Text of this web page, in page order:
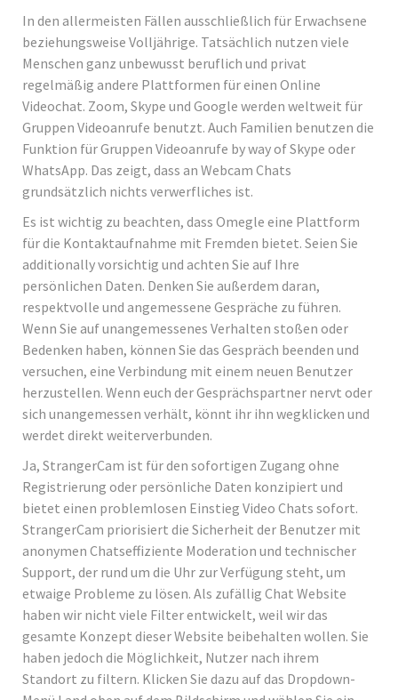
In den allermeisten Fällen ausschließlich für Erwachsene
beziehungsweise Volljährige. Tatsächlich nutzen viele
Menschen ganz unbewusst beruflich und privat
regelmäßig andere Plattformen für einen Online
Videochat. Zoom, Skype und Google werden weltweit für
Gruppen Videoanrufe benutzt. Auch Familien benutzen die
Funktion für Gruppen Videoanrufe by way of Skype oder
WhatsApp. Das zeigt, dass an Webcam Chats
grundsätzlich nichts verwerfliches ist.
Es ist wichtig zu beachten, dass Omegle eine Plattform
für die Kontaktaufnahme mit Fremden bietet. Seien Sie
additionally vorsichtig und achten Sie auf Ihre
persönlichen Daten. Denken Sie außerdem daran,
respektvolle und angemessene Gespräche zu führen.
Wenn Sie auf unangemessenes Verhalten stoßen oder
Bedenken haben, können Sie das Gespräch beenden und
versuchen, eine Verbindung mit einem neuen Benutzer
herzustellen. Wenn euch der Gesprächspartner nervt oder
sich unangemessen verhält, könnt ihr ihn wegklicken und
werdet direkt weiterverbunden.
Ja, StrangerCam ist für den sofortigen Zugang ohne
Registrierung oder persönliche Daten konzipiert und
bietet einen problemlosen Einstieg Video Chats sofort.
StrangerCam priorisiert die Sicherheit der Benutzer mit
anonymen Chatseffiziente Moderation und technischer
Support, der rund um die Uhr zur Verfügung steht, um
etwaige Probleme zu lösen. Als zufällig Chat Website
haben wir nicht viele Filter entwickelt, weil wir das
gesamte Konzept dieser Website beibehalten wollen. Sie
haben jedoch die Möglichkeit, Nutzer nach ihrem
Standort zu filtern. Klicken Sie dazu auf das Dropdown-